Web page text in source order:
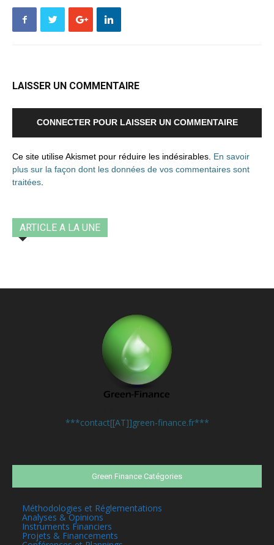
LAISSER UN COMMENTAIRE
CONNECTER POUR LAISSER UN COMMENTAIRE
Ce site utilise Akismet pour réduire les indésirables. En savoir
plus sur la façon dont les données de vos commentaires sont
traitées
ARTICLE A LA UNE
***contact[[AT]]green-finance.fr***
Green Finance Catégories
Méthodologies et Réglementations
Analyses & Opinions
Instruments Financiers
Projets & Financements